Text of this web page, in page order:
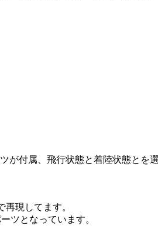
付属、飛行状態と着陸状態とを選
現してます。
ツとなっています。